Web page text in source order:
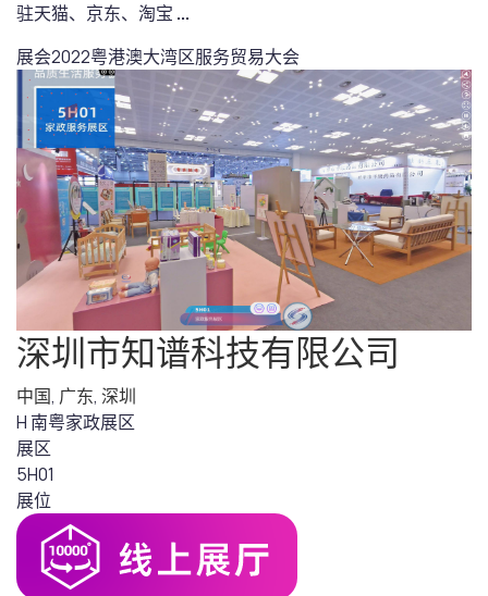
驻天猫、京东、淘宝 ...
展会2022粤港澳大湾区服务贸易大会
深圳市知谱科技有限公司
中国, 广东, 深圳
H 南粤家政展区
展区
5H01
展位